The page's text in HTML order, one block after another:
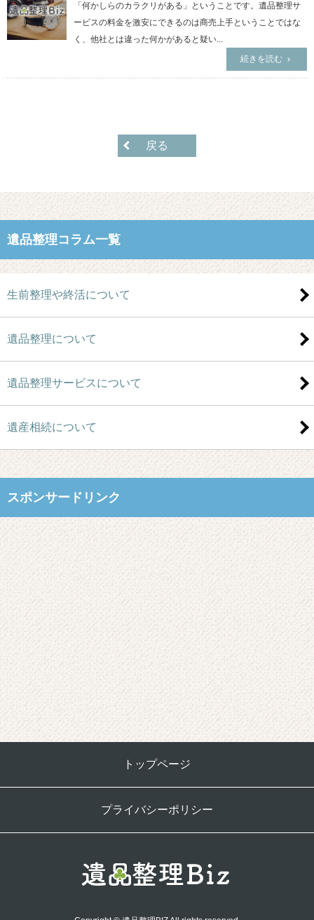
「何かしらのカラクリがある」ということです。遺品整理サ
ービスの料金を激安にできるのは商売上手ということではな
く、他社とは違った何かがあると疑い...
続きを読む
戻る
遺品整理コラム一覧
生前整理や終活について
遺品整理について
遺品整理サービスについて
遺産相続について
スポンサードリンク
トップページ
プライバシーポリシー